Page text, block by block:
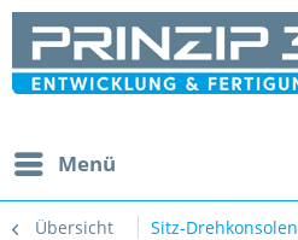
Menü
Übersicht Sitz-Drehkonsolen